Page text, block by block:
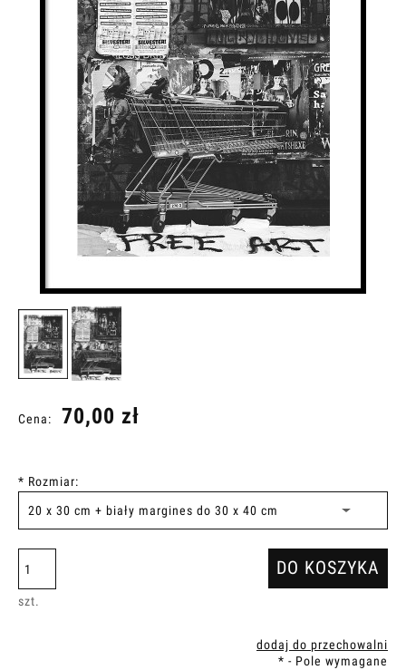
Cena: 70,00 zł
* Rozmiar:
szt.
DO KOSZYKA
dodaj do przechowalni
* - Pole wymagane